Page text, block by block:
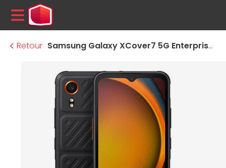
MENU
Retour
Samsung Galaxy XCover7 5G Enterprise Edition SM-G556B (Noir) - 128 Go